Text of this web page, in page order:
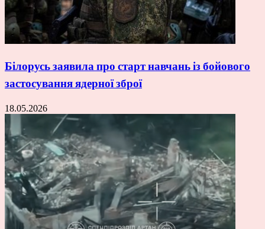
Білорусь заявила про старт навчань із бойового
застосування ядерної зброї
18.05.2026